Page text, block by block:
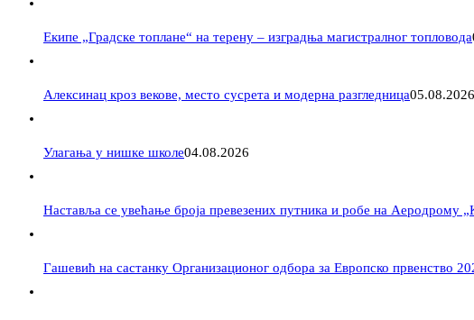
Екипе „Градске топлане“ на терену – изградња магистралног топловода
Алексинац кроз векове, место сусрета и модерна разгледница05.08.2026
Улагања у нишке школе04.08.2026
Наставља се увећање броја превезених путника и робе на Аеродрому
Гашевић на састанку Организационог одбора за Европско првенство